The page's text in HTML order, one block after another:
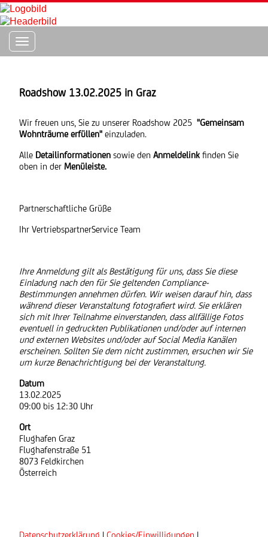
Toggle navigation
Roadshow 13.02.2025 in Graz
Wir freuen uns, Sie zu unserer Roadshow 2025 "Gemeinsam
Wohnträume erfüllen" einzuladen.
Alle Detailinformationen sowie den Anmeldelink finden Sie
oben in der Menüleiste.
Partnerschaftliche Grüße
Ihr VertriebspartnerService Team
Ihre Anmeldung gilt als Bestätigung für uns, dass Sie diese
Einladung nach den für Sie geltenden Compliance-
Bestimmungen annehmen dürfen. Wir weisen darauf hin, dass
während dieser Veranstaltung fotografiert wird. Sie erklären
sich mit Ihrer Teilnahme einverstanden, dass allfällige Fotos
eventuell in gedruckten Publikationen und/oder auf internen
und externen Websites und/oder auf Social Media Kanälen
erscheinen. Sollten Sie dem nicht zustimmen, ersuchen wir Sie
um kurze Benachrichtigung bei der Veranstaltung.
Datum
13.02.2025
09:00 bis 12:30 Uhr
Ort
Flughafen Graz
Flughafenstraße 51
8073 Feldkirchen
Österreich
Datenschutzerklärung | Cookies/Einwilligungen |